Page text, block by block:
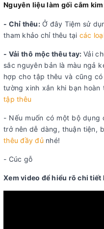
Nguyên liệu làm gối cắm
- Chỉ thêu:Ở đây Tiệm sử
tham khảo chỉ thêu tại các
- Vải thô mộc thêu tay:Vải
sắc nguyên bản là màu ngả
hợp cho tập thêu và cũng
tường xinh xắn khi bạn
tập thêu
- Nếu muốn có một bộ
trở nên dễ dàng, thuận tiện,
thêu đầy đủ nhé!
- Cúc gỗ
Xem video để hiểu rõ chi tiết